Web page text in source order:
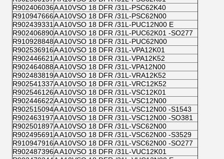
R902406036A A10VSO 18 DFR /31L-PSC62K40
R910947666A A10VSO 18 DFR /31L-PSC62N00
R902439331 A A10VSO 18 DFR /31L-PUC12N00 E
R902406890A A10VSO 18 DFR /31L-PUC62K01 -SO277
R910928848A A10VSO 18 DFR /31L-PUC62N00
R902536916A A10VSO 18 DFR /31L-VPA12K01
R902446621 A A10VSO 18 DFR /31L-VPA12K52
R902464088A A10VSO 18 DFR /31L-VPA12N00
R902483819A A10VSO 18 DFR /31L-VRA12K52
R902541337A A10VSO 18 DFR /31L-VRC12K52
R902546126A A10VSO 18 DFR /31L-VSC12K01
R902446622A A10VSO 18 DFR /31L-VSC12N00
R902515094A A10VSO 18 DFR /31L-VSC12N00 -S1543
R902463197A A10VSO 18 DFR /31L-VSC12N00 -SO381
R902501897A A10VSO 18 DFR /31L-VSC62N00
R902495691 A A10VSO 18 DFR /31L-VSC62N00 -S3529
R910947916A A10VSO 18 DFR /31L-VSC62N00 -SO277
R902487396A A10VSO 18 DFR /31L-VUC12K01